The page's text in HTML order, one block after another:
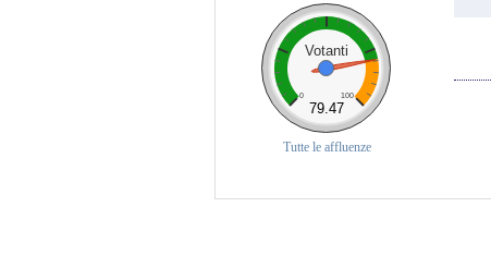
Votanti
0 100
79.47
Tutte le affluenze